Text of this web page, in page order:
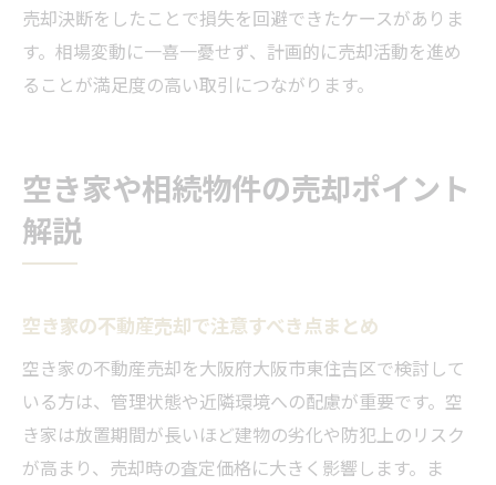
売却決断をしたことで損失を回避できたケースがありま
す。相場変動に一喜一憂せず、計画的に売却活動を進め
ることが満足度の高い取引につながります。
空き家や相続物件の売却ポイント
解説
空き家の不動産売却で注意すべき点まとめ
空き家の不動産売却を大阪府大阪市東住吉区で検討して
いる方は、管理状態や近隣環境への配慮が重要です。空
き家は放置期間が長いほど建物の劣化や防犯上のリスク
が高まり、売却時の査定価格に大きく影響します。ま